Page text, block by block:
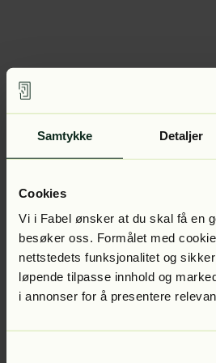
Samtykke Detaljer
Cookies
Vi i Fabel ønsker at du skal få en
besøker oss. Formålet med
nettstedets funksjonalitet og
løpende tilpasse innhold og
i annonser for å presentere